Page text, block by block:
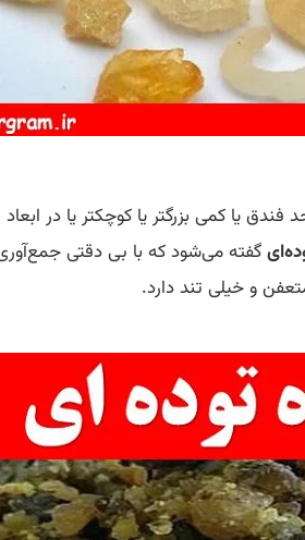
یا کمی بزرگتر یا کوچکتر یا در
گفته می‌شود که با بی دقتی
و خیلی تند دارد.